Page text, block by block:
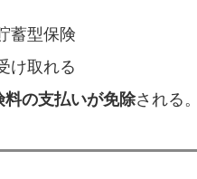
蓄型保険
け取れる
の支払いが免除される。